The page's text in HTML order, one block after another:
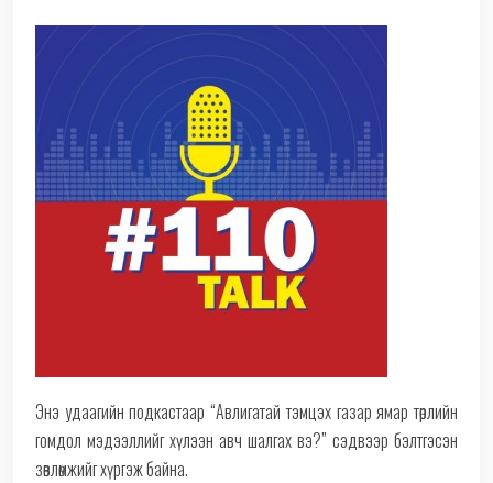
Энэ удаагийн подкастаар “Авлигатай тэмцэх газар ямар төрлийн
гомдол мэдээллийг хүлээн авч шалгах вэ?” сэдвээр бэлтгэсэн
зөвлөмжийг хүргэж байна.